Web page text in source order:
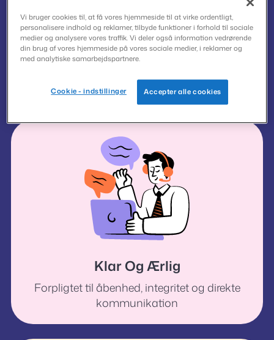
Støttende
bedre livskvalitet.
Klar Og Ærlig
Forpligtet til åbenhed, integritet og direkte
kommunikation
Vi bruger cookies til, at få vores hjemmeside til at virke ordentligt,
personalisere indhold og reklamer, tilbyde funktioner i forhold til sociale
medier og analysere vores traffik. Vi deler også information vedrørende
din brug af vores hjemmeside på vores sociale medier, i reklamer og
med analytiske samarbejdspartnere.
Cookie - indstillinger Accepter alle cookies